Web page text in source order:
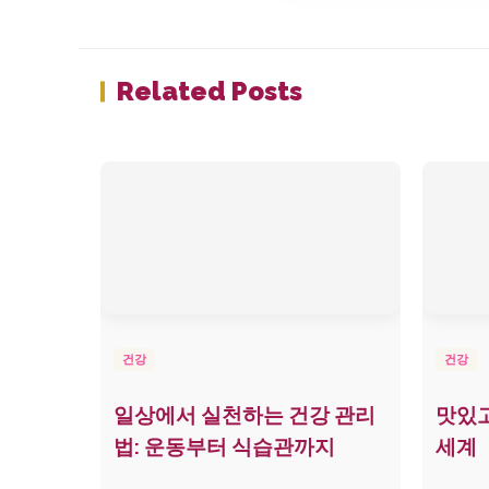
Related Posts
건강
일상에서 실천하는 건강 관리
법: 운동부터 식습관까지
건강
맛있
세계